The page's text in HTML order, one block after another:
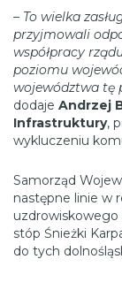
– To wielka
przyjmowali
współpracy
poziomu
województwa tę
dodaje Andrzej
Infrastruktury,
wykluczeniu
Samorząd
następne linie w
uzdrowiskowego
stóp Śnieżki
do tych